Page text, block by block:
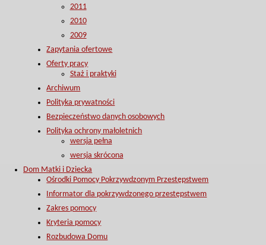
2011
2010
2009
Zapytania ofertowe
Oferty pracy
Staż i praktyki
Archiwum
Polityka prywatności
Bezpieczeństwo danych osobowych
Polityka ochrony małoletnich
wersja pełna
wersja skrócona
Dom Matki i Dziecka
Ośrodki Pomocy Pokrzywdzonym Przestępstwem
Informator dla pokrzywdzonego przestępstwem
Zakres pomocy
Kryteria pomocy
Rozbudowa Domu